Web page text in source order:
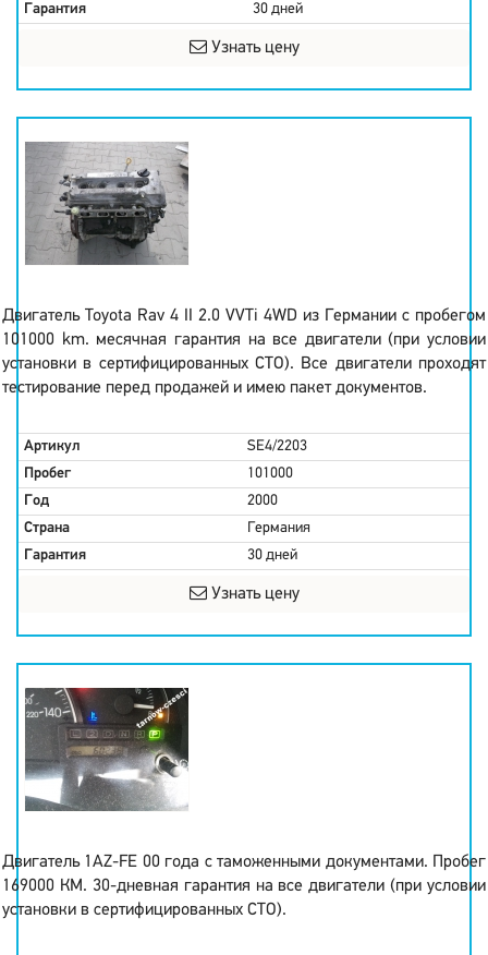
Гарантия
30 дней
Узнать цену
Двигатель Toyota Rav 4 II 2.0 VVTi 4WD из Германии с пробегом
101000 km. месячная гарантия на все двигатели (при условии
установки в сертифицированных СТО). Все двигатели проходят
тестирование перед продажей и имею пакет документов.
Артикул
SE4/2203
Пробег
101000
Год
2000
Страна
Германия
Гарантия
30 дней
Узнать цену
Двигатель 1AZ-FE 00 года с таможенными документами. Пробег
169000 КМ. 30-дневная гарантия на все двигатели (при условии
установки в сертифицированных СТО).